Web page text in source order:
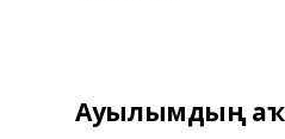
Ауылымдың аҡ